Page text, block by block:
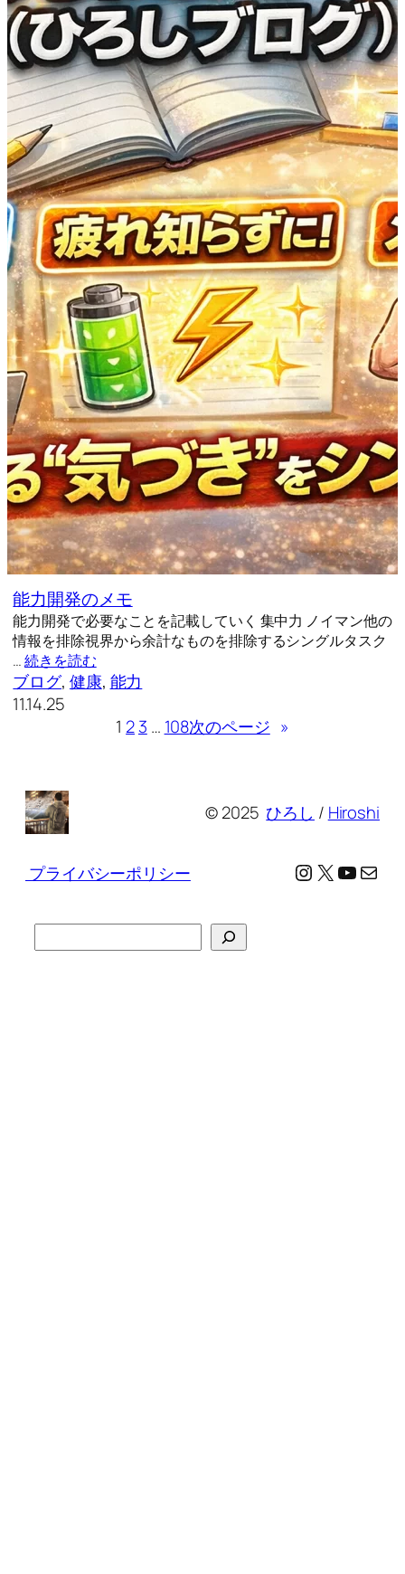
能力開発のメモ
能力開発で必要なことを記載していく 集中力 ノイマン他の
情報を排除視界から余計なものを排除するシングルタスク
…続きを読む
ブログ, 健康, 能力
11.14.25
1 23 … 108次のページ »
© 2025ひろし / Hiroshi
プライバシーポリシー Instagram
X メール
索